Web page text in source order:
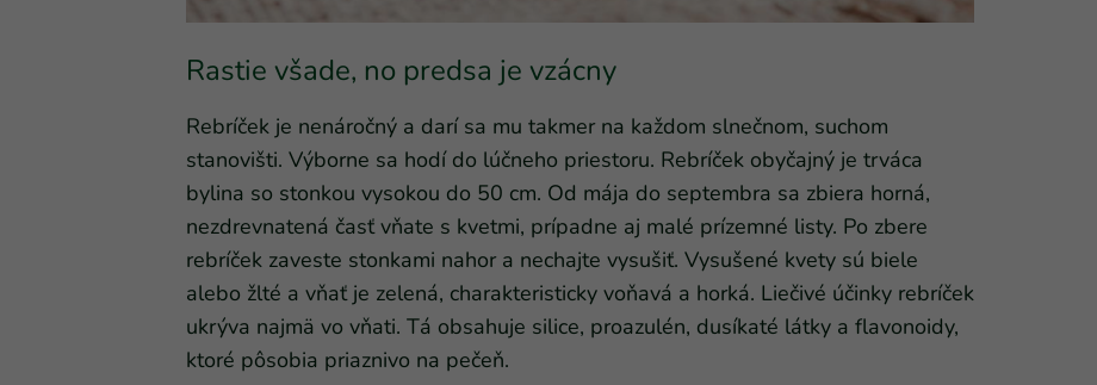
Rastie všade, no predsa je vzácny
Rebríček je nenáročný a darí sa mu takmer na každom slnečnom, suchom
stanovišti. Výborne sa hodí do lúčneho priestoru. Rebríček obyčajný je trváca
bylina so stonkou vysokou do 50 cm. Od mája do septembra sa zbiera horná,
nezdrevnatená časť vňate s kvetmi, prípadne aj malé prízemné listy. Po zbere
rebríček zaveste stonkami nahor a nechajte vysušiť. Vysušené kvety sú biele
alebo žlté a vňať je zelená, charakteristicky voňavá a horká. Liečivé účinky rebríček
ukrýva najmä vo vňati. Tá obsahuje silice, proazulén, dusíkaté látky a flavonoidy,
ktoré pôsobia priaznivo na pečeň.